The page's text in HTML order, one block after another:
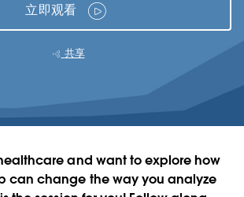
立即观看
共享
and want to explore how
can change the way you analyze